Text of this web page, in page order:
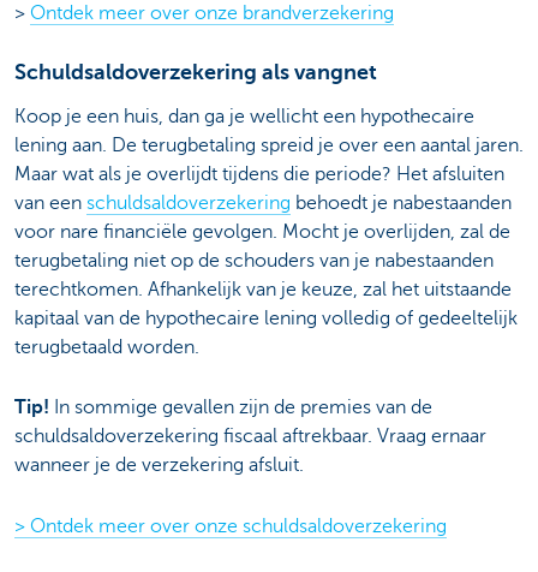
> Ontdek meer over onze brandverzekering
Schuldsaldoverzekering als vangnet
Koop je een huis, dan ga je wellicht een hypothecaire
lening aan. De terugbetaling spreid je over een aantal jaren.
Maar wat als je overlijdt tijdens die periode? Het afsluiten
van een schuldsaldoverzekering behoedt je nabestaanden
voor nare financiële gevolgen. Mocht je overlijden, zal de
terugbetaling niet op de schouders van je nabestaanden
terechtkomen. Afhankelijk van je keuze, zal het uitstaande
kapitaal van de hypothecaire lening volledig of gedeeltelijk
terugbetaald worden.
Tip! In sommige gevallen zijn de premies van de
schuldsaldoverzekering fiscaal aftrekbaar. Vraag ernaar
wanneer je de verzekering afsluit.
> Ontdek meer over onze schuldsaldoverzekering